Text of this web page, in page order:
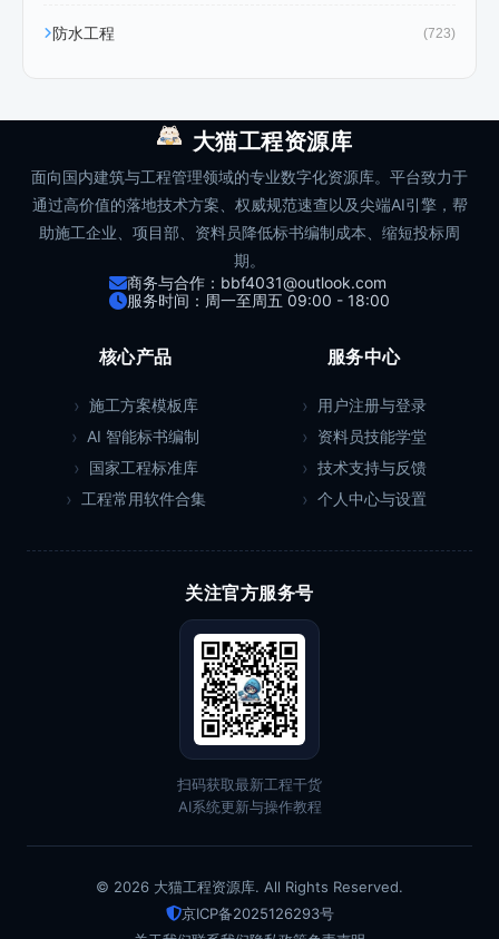
防水工程 (723)
大猫工程资源库
面向国内建筑与工程管理领域的专业数字化资源库。平台致力于
通过高价值的落地技术方案、权威规范速查以及尖端AI引擎，帮
助施工企业、项目部、资料员降低标书编制成本、缩短投标周
期。
商务与合作：bbf4031@outlook.com
服务时间：周一至周五 09:00 - 18:00
核心产品
施工方案模板库
AI 智能标书编制
国家工程标准库
工程常用软件合集
服务中心
用户注册与登录
资料员技能学堂
技术支持与反馈
个人中心与设置
关注官方服务号
扫码获取最新工程干货
AI系统更新与操作教程
© 2026 大猫工程资源库. All Rights Reserved.
京ICP备2025126293号